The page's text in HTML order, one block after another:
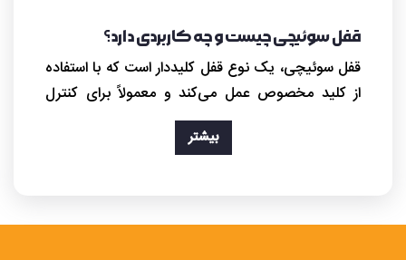
قفل سوئیچی چیست و چه کاربردی دارد؟
قفل سوئیچی، یک نوع قفل کلیددار است که با استفاده
از کلید مخصوص عمل می‌کند و معمولاً برای کنترل
دسترسی به تجهیزات فنی و الکتریکی به کار می‌رود.
تفاوت اصلی آن با قفل‌های معمولی در این است که
باعث می‌شود که تابلوهای برق، رک‌های شبکه و
بیشتر